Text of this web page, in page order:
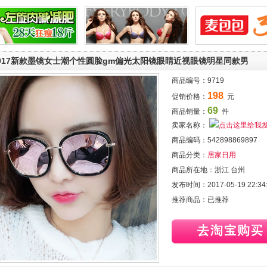
新款墨镜女士潮个性圆脸gm偏光太阳镜眼睛近视眼镜明星同款男
商品编号： 9719
促销价格： 198 元
商品销量： 69 件
卖家名称：
商品编码： 542898869897
商品分类： 居家日用
商品所在地： 浙江 台州
发布时间： 2017-05-19
推荐商品： 已推荐